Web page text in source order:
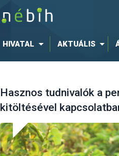
HIVATAL AKTUÁLIS
Hasznos tudnivalók a
kitöltésével